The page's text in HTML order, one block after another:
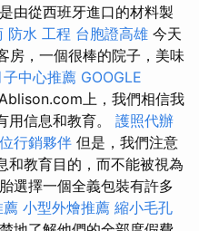
由從西班牙進口的材料製
防水 工程 台胞證高雄 今天
房，一個很棒的院子，美味
子中心推薦 GOOGLE
上，我們相信我
用信息和教育。 護照代辦
行銷夥伴 但是，我們注意
和教育目的，而不能被視為
選擇一個全義包裝有許多
薦 小型外燴推薦 縮小毛孔